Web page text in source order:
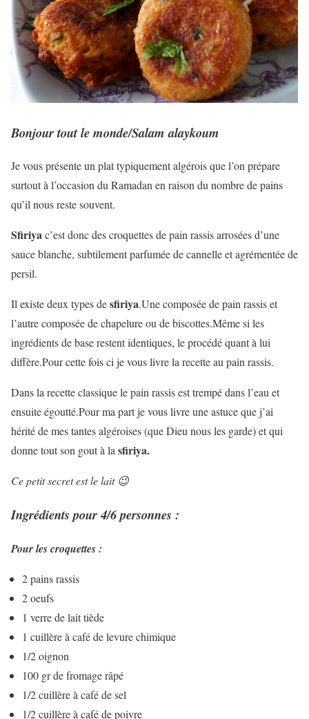
Bonjour tout le monde/Salam alaykoum
Je vous présente un plat typiquement algérois que l’on prépare
surtout à l’occasion du Ramadan en raison du nombre de pains
qu’il nous reste souvent.
Sfiriyac’est donc des croquettes de pain rassis arrosées d’une
sauce blanche, subtilement parfumée de cannelle et agrémentée de
persil.
Il existe deux types desfiriya.Une composée de pain rassis et
l’autre composée de chapelure ou de biscottes.Même si les
ingrédients de base restent identiques, le procédé quant à lui
diffère.Pour cette fois ci je vous livre la recette au pain rassis.
Dans la recette classique le pain rassis est trempé dans l’eau et
ensuite égoutté.Pour ma part je vous livre une astuce que j’ai
hérité de mes tantes algéroises (que Dieu nous les garde) et qui
donne tout son gout à lasfiriya.
Ce petit secret est le lait 😉
Ingrédients pour 4/6 personnes :
Pour les croquettes :
2 pains rassis
2 oeufs
1 verre de lait tiède
1 cuillère à café de levure chimique
1/2 oignon
100 gr de fromage râpé
1/2 cuillère à café de sel
1/2 cuillère à café de poivre